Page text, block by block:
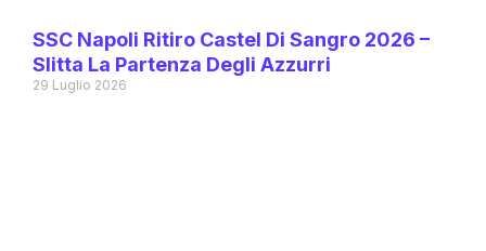
SSC Napoli Ritiro Castel Di Sangro 2026 –
Slitta La Partenza Degli Azzurri
29 Luglio 2026